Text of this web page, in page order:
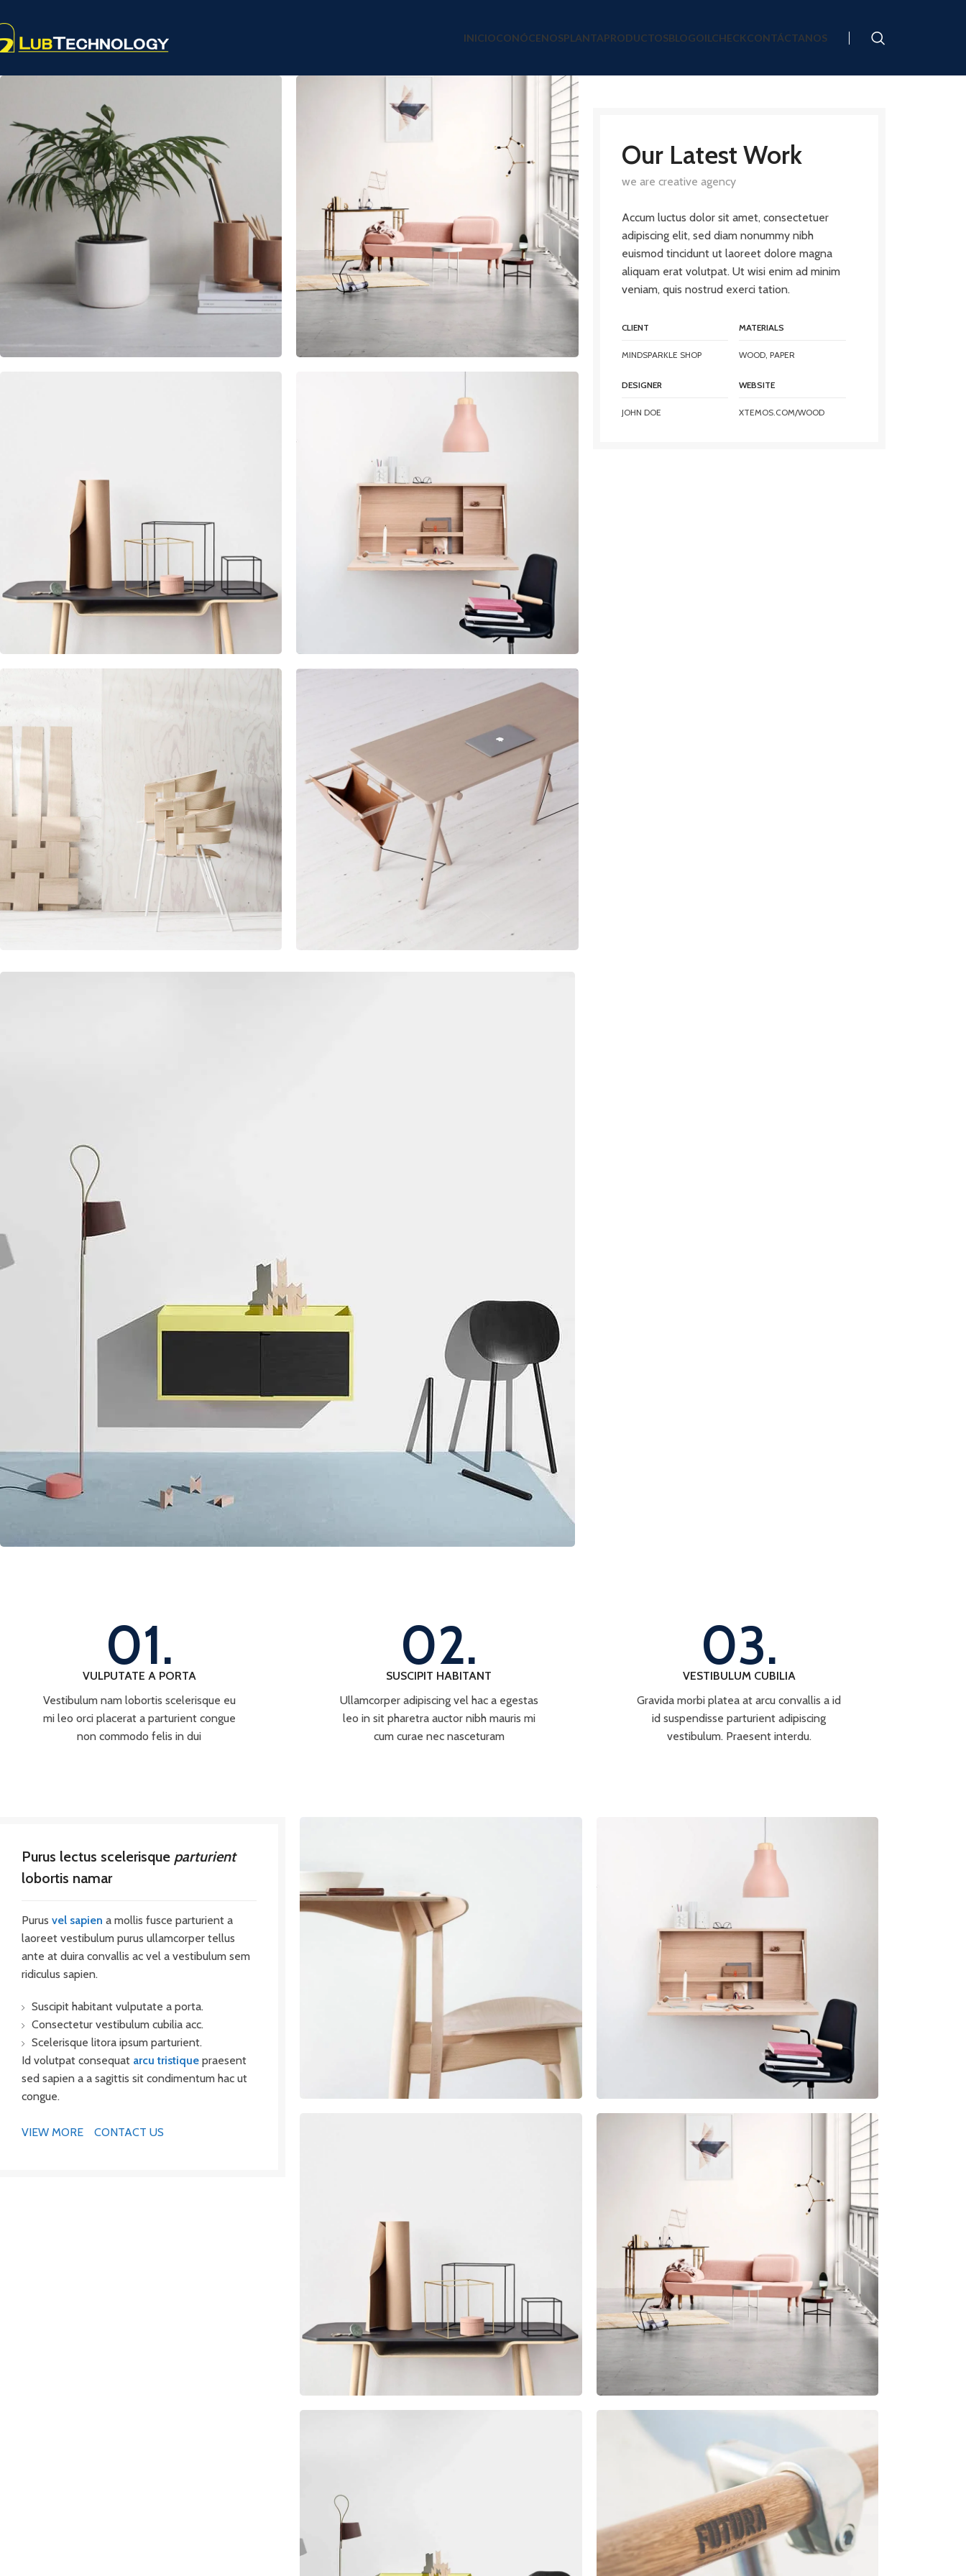
INICIOCONÓCENOSPLANTAPRODUCTOSBLOGOILCHECKCONTÁCTANOS
Our Latest Work
we are creative agency
Accum luctus dolor sit amet, consectetuer
adipiscing elit, sed diam nonummy nibh
euismod tincidunt ut laoreet dolore magna
aliquam erat volutpat. Ut wisi enim ad minim
veniam, quis nostrud exerci tation.
CLIENT
MINDSPARKLE SHOP
DESIGNER
JOHN DOE
MATERIALS
WOOD, PAPER
WEBSITE
XTEMOS.COM/WOOD
01.
VULPUTATE A PORTA
Vestibulum nam lobortis scelerisque eu
mi leo orci placerat a parturient congue
non commodo felis in dui
02.
SUSCIPIT HABITANT
Ullamcorper adipiscing vel hac a egestas
leo in sit pharetra auctor nibh mauris mi
cum curae nec nasceturam
03.
VESTIBULUM CUBILIA
Gravida morbi platea at arcu convallis a id
id suspendisse parturient adipiscing
vestibulum. Praesent interdu.
Purus lectus scelerisque parturient
lobortis namar
Purus vel sapien a mollis fusce parturient a
laoreet vestibulum purus ullamcorper tellus
ante at duira convallis ac vel a vestibulum sem
ridiculus sapien.
Suscipit habitant vulputate a porta.
Consectetur vestibulum cubilia acc.
Scelerisque litora ipsum parturient.
Id volutpat consequat arcu tristique praesent
sed sapien a a sagittis sit condimentum hac ut
congue.
VIEW MORE CONTACT US